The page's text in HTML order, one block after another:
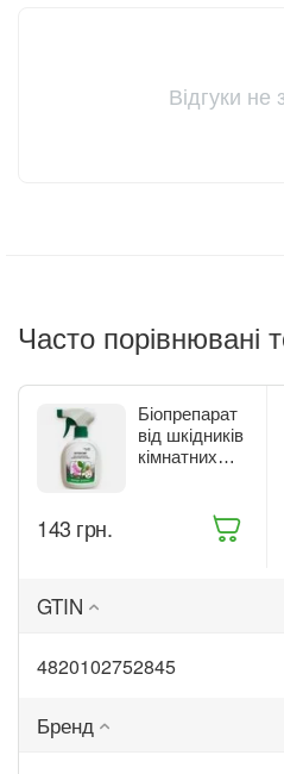
Відгуки не
Часто порівнювані
Біопрепарат
від шкідників
кімнатних
спрей 300 мл
‍143‍ грн.
GTIN
4820102752845
Бренд